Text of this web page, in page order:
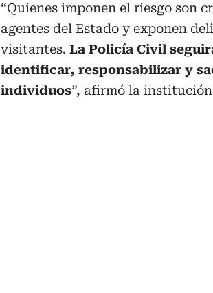
“Quienes imponen el riesgo son
agentes del Estado y exponen
visitantes. La Policía Civil
identificar, responsabilizar y
individuos”, afirmó la